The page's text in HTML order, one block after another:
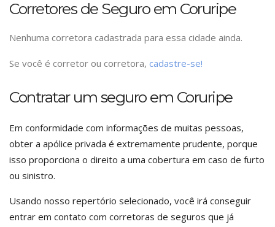
Corretores de Seguro em Coruripe
Nenhuma corretora cadastrada para essa cidade ainda.
Se você é corretor ou corretora, cadastre-se!
Contratar um seguro em Coruripe
Em conformidade com informações de muitas pessoas,
obter a apólice privada é extremamente prudente, porque
isso proporciona o direito a uma cobertura em caso de furto
ou sinistro.
Usando nosso repertório selecionado, você irá conseguir
entrar em contato com corretoras de seguros que já